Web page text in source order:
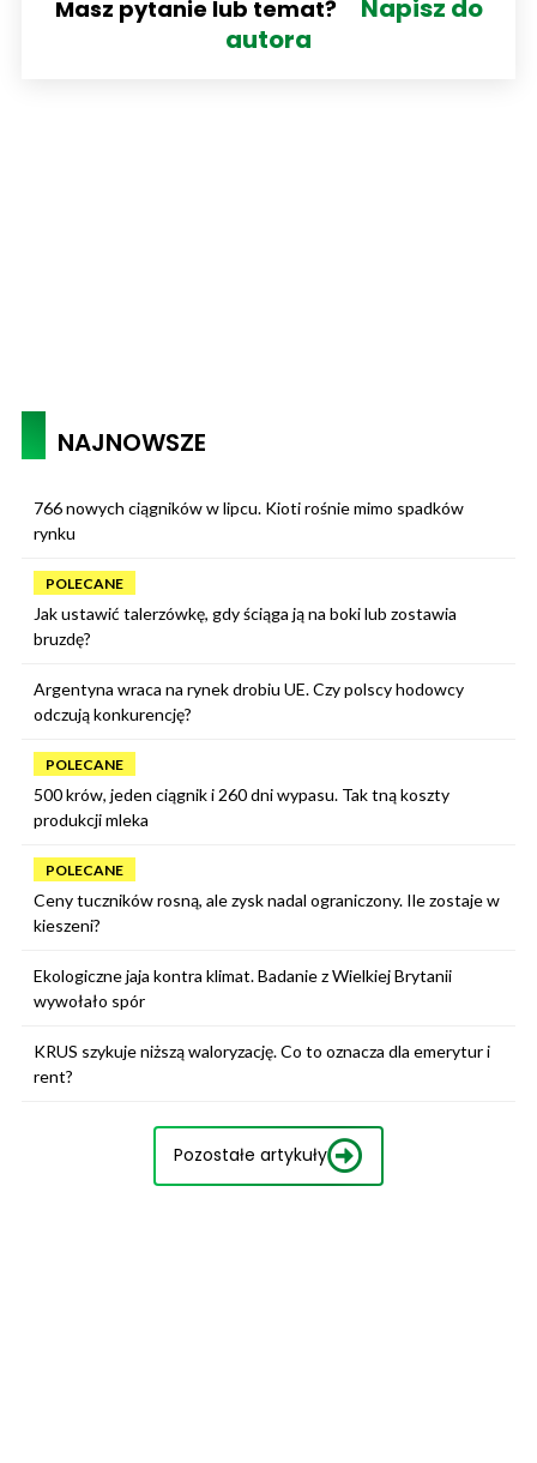
Masz pytanie lub temat?
Napisz do
autora
NAJNOWSZE
766 nowych ciągników w lipcu. Kioti rośnie mimo spadków
rynku
POLECANE
Jak ustawić talerzówkę, gdy ściąga ją na boki lub zostawia
bruzdę?
Argentyna wraca na rynek drobiu UE. Czy polscy hodowcy
odczują konkurencję?
POLECANE
500 krów, jeden ciągnik i 260 dni wypasu. Tak tną koszty
produkcji mleka
POLECANE
Ceny tuczników rosną, ale zysk nadal ograniczony. Ile zostaje w
kieszeni?
Ekologiczne jaja kontra klimat. Badanie z Wielkiej Brytanii
wywołało spór
KRUS szykuje niższą waloryzację. Co to oznacza dla emerytur i
rent?
Pozostałe artykuły